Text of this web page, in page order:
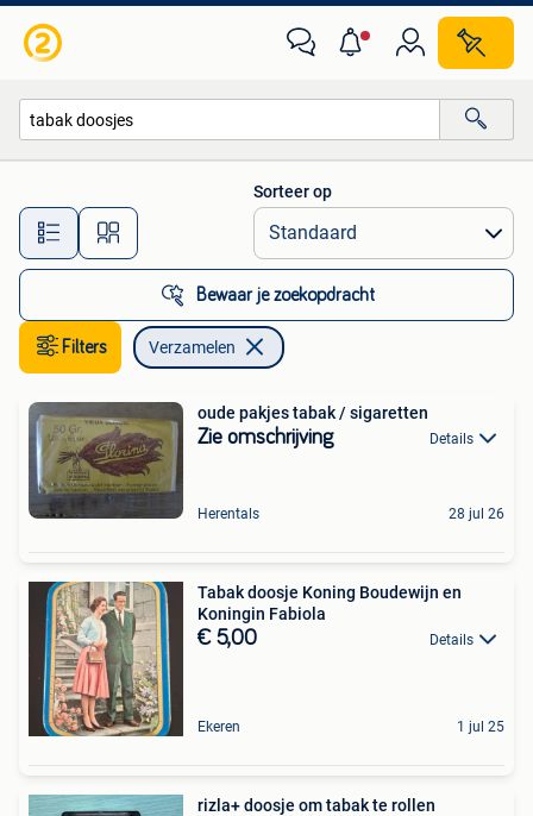
Alle afstanden…
Sorteer op
Bewaar je zoekopdracht
Filters Verzamelen
oude pakjes tabak / sigaretten
Zie omschrijving Details
Herentals 28 jul 26
Tabak doosje Koning Boudewijn en
Koningin Fabiola
€ 5,00 Details
Ekeren 1 jul 25
rizla+ doosje om tabak te rollen